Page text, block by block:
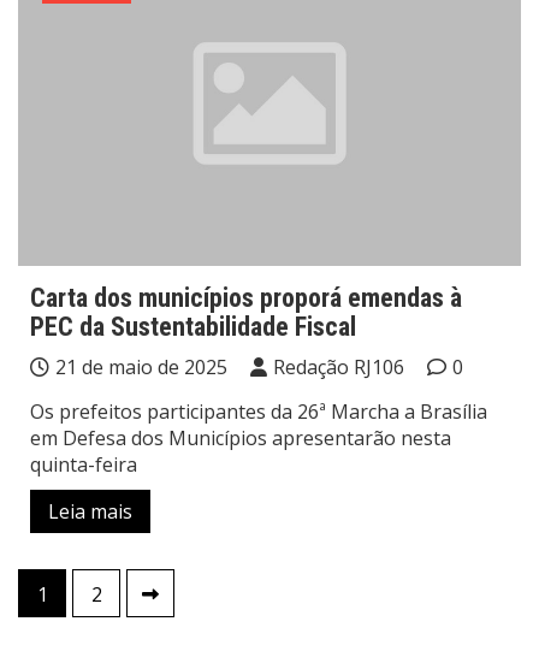
Carta dos municípios proporá emendas à
PEC da Sustentabilidade Fiscal
21 de maio de 2025 Redação RJ106
0
Os prefeitos participantes da 26ª Marcha a Brasília
em Defesa dos Municípios apresentarão nesta
quinta-feira
Leia mais
Paginação
de
1 2